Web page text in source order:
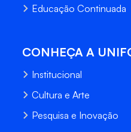
Educação Continuada
CONHEÇA A
Institucional
Cultura e Arte
Pesquisa e Inovação